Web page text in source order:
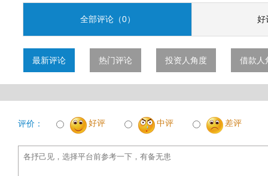
全部评论（0） 好
最新评论 热门评论 投资人角度 借款人
评价： 好评 中评 差评